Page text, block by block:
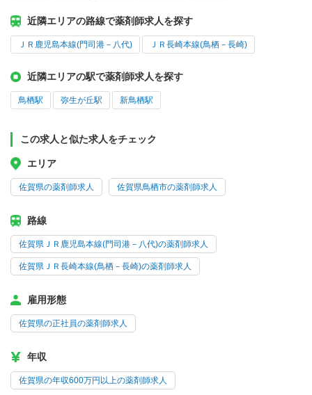
近隣エリアの路線で薬剤師求人を探す
ＪＲ鹿児島本線(門司港－八代) ＪＲ長崎本線(鳥栖－長崎)
近隣エリアの駅で薬剤師求人を探す
鳥栖駅 弥生が丘駅 新鳥栖駅
この求人と似た求人をチェック
エリア
佐賀県の薬剤師求人 佐賀県鳥栖市の薬剤師求人
路線
佐賀県ＪＲ鹿児島本線(門司港－八代)の薬剤師求人
佐賀県ＪＲ長崎本線(鳥栖－長崎)の薬剤師求人
雇用形態
佐賀県の正社員の薬剤師求人
年収
佐賀県の年収600万円以上の薬剤師求人